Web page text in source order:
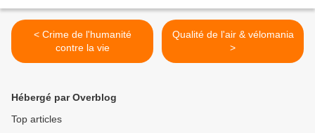
< Crime de l'humanité
contre la vie
Qualité de l'air & vélomania
>
Hébergé par Overblog
Top articles